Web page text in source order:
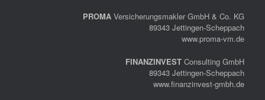
PROMA Versicherungsmakler GmbH & Co. KG
89343 Jettingen-Scheppach
www.proma-vm.de
FINANZINVEST Consulting GmbH
89343 Jettingen-Scheppach
www.finanzinvest-gmbh.de